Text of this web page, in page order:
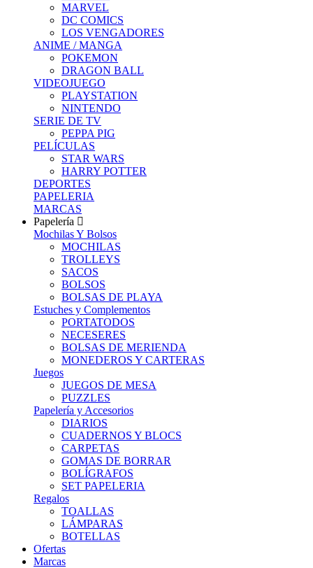
MARVEL
DC COMICS
LOS VENGADORES
ANIME / MANGA
POKEMON
DRAGON BALL
VIDEOJUEGO
PLAYSTATION
NINTENDO
SERIE DE TV
PEPPA PIG
PELÍCULAS
STAR WARS
HARRY POTTER
DEPORTES
PAPELERIA
MARCAS
Papelería
Mochilas Y Bolsos
MOCHILAS
TROLLEYS
SACOS
BOLSOS
BOLSAS DE PLAYA
Estuches y Complementos
PORTATODOS
NECESERES
BOLSAS DE MERIENDA
MONEDEROS Y CARTERAS
Juegos
JUEGOS DE MESA
PUZZLES
Papelería y Accesorios
DIARIOS
CUADERNOS Y BLOCS
CARPETAS
GOMAS DE BORRAR
BOLÍGRAFOS
SET PAPELERIA
Regalos
TOALLAS
LÁMPARAS
BOTELLAS
Ofertas
Marcas